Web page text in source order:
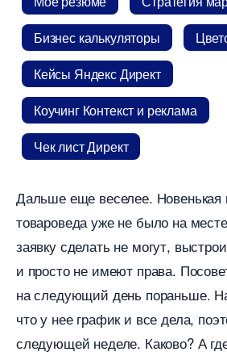
Бизнес калькуляторы
Кейсы Яндекс Директ
Коучинг Контекст и реклама
Чек лист Директ
Дальше еще веселее. Новенькая
товароведа уже не было на
заявку сделать не могут,
и просто не имеют права.
на следующий день пораньше.
что у нее график и все дела,
следующей неделе. Каково? А